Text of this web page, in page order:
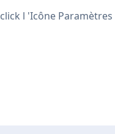
l 'Icône Paramètres